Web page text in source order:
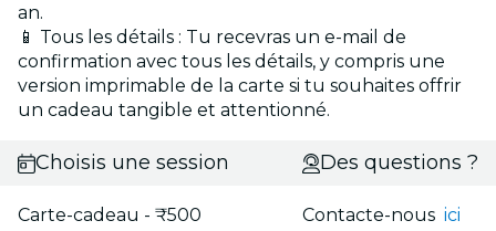
an.
📱 Tous les détails : Tu recevras un e-mail de
confirmation avec tous les détails, y compris une
version imprimable de la carte si tu souhaites offrir
un cadeau tangible et attentionné.
Choisis une session
Carte-cadeau - ₹500
Des questions ?
Contacte-nousici